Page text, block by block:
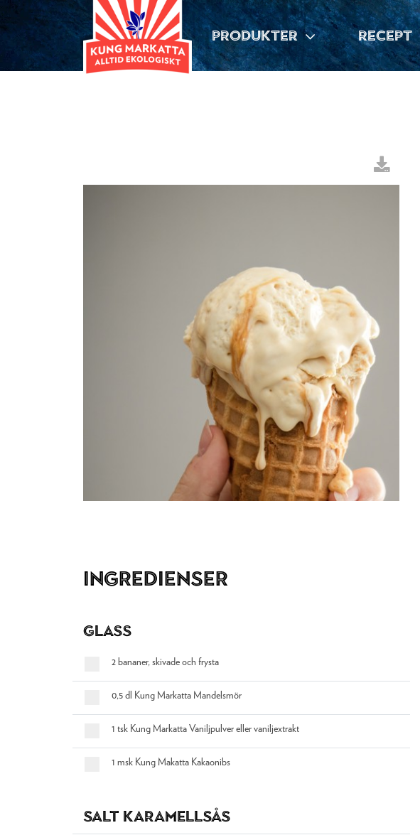
PRODUKTER RECEPT
Ingredienser
Glass
2 bananer, skivade och frysta
0,5 dl Kung Markatta Mandelsmör
1 tsk Kung Markatta Vaniljpulver eller vaniljextrakt
1 msk Kung Makatta Kakaonibs
Salt karamellsås